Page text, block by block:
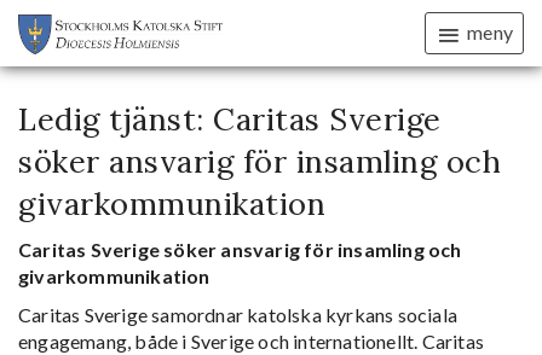
meny
Ledig tjänst: Caritas Sverige
söker ansvarig för insamling och
givarkommunikation
Caritas Sverige söker ansvarig för insamling och
givarkommunikation
Caritas Sverige samordnar katolska kyrkans sociala
engagemang, både i Sverige och internationellt. Caritas